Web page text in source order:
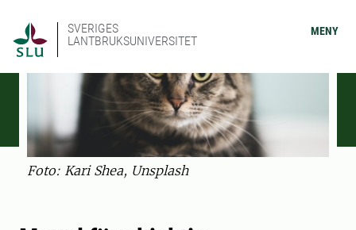
SVERIGES
LANTBRUKSUNIVERSITET
MENY
Foto: Kari Shea, Unsplash